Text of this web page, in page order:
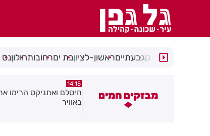
רמת גןגבעתייםראשון-לציוןבת יםרחובותחולוןנס
מבזקים חמים
פצוע בהתהפכות רכב בכניסה לאזור
14:15
תיסלם ואתניקס הרימו את
באוויר